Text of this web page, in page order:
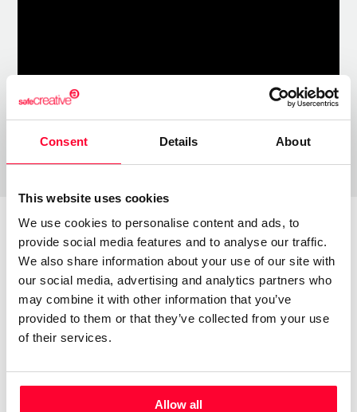
Consent Details About
This website uses cookies
We use cookies to personalise content and ads, to
provide social media features and to analyse our traffic.
We also share information about your use of our site with
our social media, advertising and analytics partners who
may combine it with other information that you’ve
provided to them or that they’ve collected from your use
of their services.
Allow all
Full work catalogue
Literature
Filter